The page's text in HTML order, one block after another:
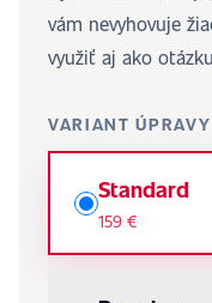
vám nevyhovuje
využiť aj ako
VARIANT ÚPRAVY
Standard
159 €